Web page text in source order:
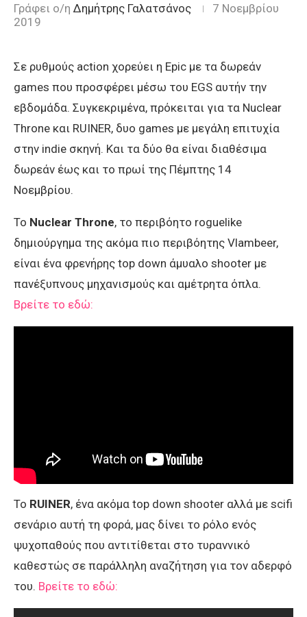
Γράφει ο/η Δημήτρης Γαλατσάνος
7 Νοεμβρίου
2019
Σε ρυθμούς action χορεύει η Epic με τα δωρεάν
games που προσφέρει μέσω του EGS αυτήν την
εβδομάδα. Συγκεκριμένα, πρόκειται για τα Nuclear
Throne και RUINER, δυο games με μεγάλη επιτυχία
στην indie σκηνή. Και τα δύο θα είναι διαθέσιμα
δωρεάν έως και το πρωί της Πέμπτης 14
Νοεμβρίου.
Το Nuclear Throne, το περιβόητο roguelike
δημιούργημα της ακόμα πιο περιβόητης Vlambeer,
είναι ένα φρενήρης top down άμυαλο shooter με
πανέξυπνους μηχανισμούς και αμέτρητα όπλα.
Βρείτε το εδώ:
Το RUINER, ένα ακόμα top down shooter αλλά με scifi
σενάριο αυτή τη φορά, μας δίνει το ρόλο ενός
ψυχοπαθούς που αντιτίθεται στο τυραννικό
καθεστώς σε παράλληλη αναζήτηση για τον αδερφό
του. Βρείτε το εδώ: